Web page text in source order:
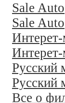
Sale Auto
Sale Auto
Русский
Русский
Все о